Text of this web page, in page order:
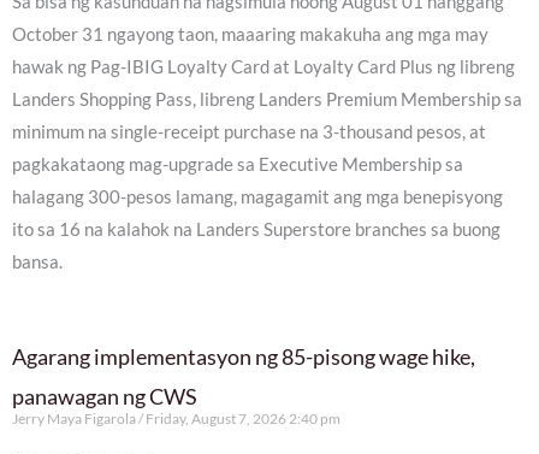
October 31 ngayong taon, maaaring makakuha ang mga may
hawak ng Pag-IBIG Loyalty Card at Loyalty Card Plus ng libreng
Landers Shopping Pass, libreng Landers Premium Membership sa
minimum na single-receipt purchase na 3-thousand pesos, at
pagkakataong mag-upgrade sa Executive Membership sa
halagang 300-pesos lamang, magagamit ang mga benepisyong
ito sa 16 na kalahok na Landers Superstore branches sa buong
bansa.
Agarang implementasyon ng 85-pisong wage hike,
panawagan ng CWS
Jerry Maya Figarola Friday, August 7, 2026 2:40 pm